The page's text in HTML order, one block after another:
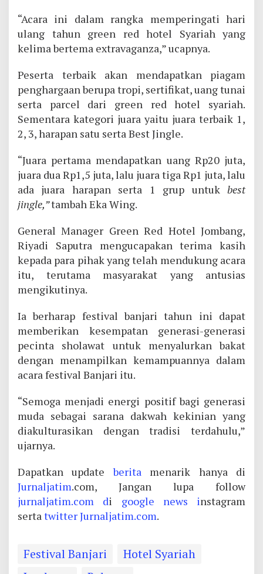
“Acara ini dalam rangka memperingati hari
ulang tahun green red hotel Syariah yang
kelima bertema extravaganza,” ucapnya.
Peserta terbaik akan mendapatkan piagam
penghargaan berupa tropi, sertifikat, uang tunai
serta parcel dari green red hotel syariah.
Sementara kategori juara yaitu juara terbaik 1,
2, 3, harapan satu serta Best Jingle.
“Juara pertama mendapatkan uang Rp20 juta,
juara dua Rp1,5 juta, lalu juara tiga Rp1 juta, lalu
ada juara harapan serta 1 grup untuk best
jingle,”tambah Eka Wing.
General Manager Green Red Hotel Jombang,
Riyadi Saputra mengucapakan terima kasih
kepada para pihak yang telah mendukung acara
itu, terutama masyarakat yang antusias
mengikutinya.
Ia berharap festival banjari tahun ini dapat
memberikan kesempatan generasi-generasi
pecinta sholawat untuk menyalurkan bakat
dengan menampilkan kemampuannya dalam
acara festival Banjari itu.
“Semoga menjadi energi positif bagi generasi
muda sebagai sarana dakwah kekinian yang
diakulturasikan dengan tradisi terdahulu,”
ujarnya.
Dapatkan updateberitamenarik hanya di
Jurnaljatim.com, Jangan lupa follow
jurnaljatim.com di google news instagram
sertatwitterJurnaljatim.com.
Festival Banjari
Hotel Syariah